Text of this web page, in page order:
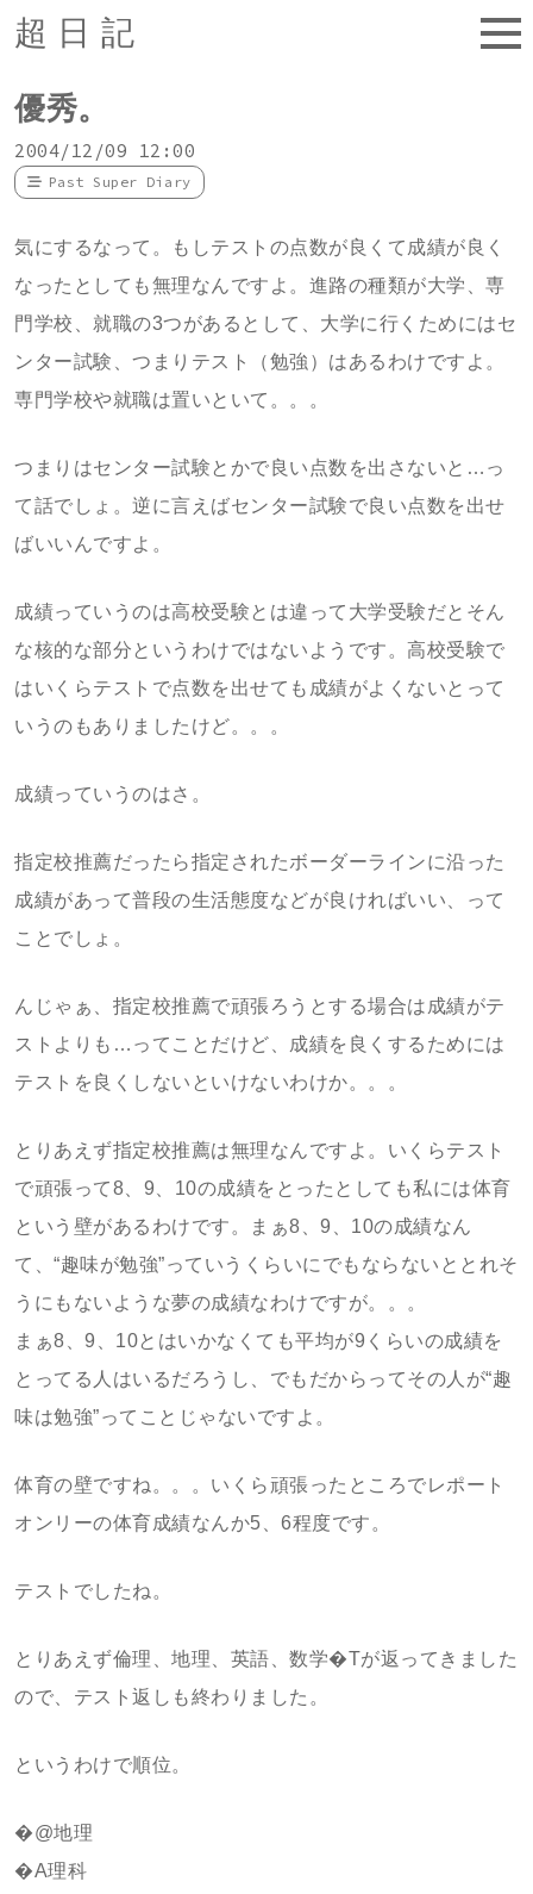
超日記
優秀。
2004/12/09 12:00
Past Super Diary
気にするなって。もしテストの点数が良くて成績が良く
なったとしても無理なんですよ。進路の種類が大学、専
門学校、就職の3つがあるとして、大学に行くためにはセ
ンター試験、つまりテスト（勉強）はあるわけですよ。
専門学校や就職は置いといて。。。
つまりはセンター試験とかで良い点数を出さないと…っ
て話でしょ。逆に言えばセンター試験で良い点数を出せ
ばいいんですよ。
成績っていうのは高校受験とは違って大学受験だとそん
な核的な部分というわけではないようです。高校受験で
はいくらテストで点数を出せても成績がよくないとって
いうのもありましたけど。。。
成績っていうのはさ。
指定校推薦だったら指定されたボーダーラインに沿った
成績があって普段の生活態度などが良ければいい、って
ことでしょ。
んじゃぁ、指定校推薦で頑張ろうとする場合は成績がテ
ストよりも…ってことだけど、成績を良くするためには
テストを良くしないといけないわけか。。。
とりあえず指定校推薦は無理なんですよ。いくらテスト
で頑張って8、9、10の成績をとったとしても私には体育
という壁があるわけです。まぁ8、9、10の成績なん
て、“趣味が勉強”っていうくらいにでもならないととれそ
うにもないような夢の成績なわけですが。。。
まぁ8、9、10とはいかなくても平均が9くらいの成績を
とってる人はいるだろうし、でもだからってその人が“趣
味は勉強”ってことじゃないですよ。
体育の壁ですね。。。いくら頑張ったところでレポート
オンリーの体育成績なんか5、6程度です。
テストでしたね。
とりあえず倫理、地理、英語、数学�Tが返ってきました
ので、テスト返しも終わりました。
というわけで順位。
�@地理
�A理科